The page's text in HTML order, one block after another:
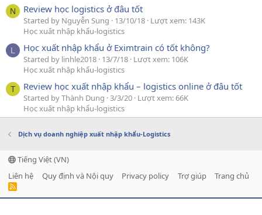
N Review học logistics ở đâu tốt
Started by Nguyễn Sung 13/10/18 Lượt xem: 143K
Học xuất nhập khẩu-logistics
L Học xuất nhập khẩu ở Eximtrain có tốt không?
Started by linhle2018 13/7/18 Lượt xem: 106K
Học xuất nhập khẩu-logistics
T Review học xuất nhập khẩu – logistics online ở đâu tốt
Started by Thành Dung 3/3/20 Lượt xem: 66K
Học xuất nhập khẩu-logistics
Dịch vụ doanh nghiệp xuất nhập khẩu-Logistics
Tiếng Việt (VN)
Liên hệ
Quy định và Nội quy Privacy policy Trợ giúp Trang chủ
R